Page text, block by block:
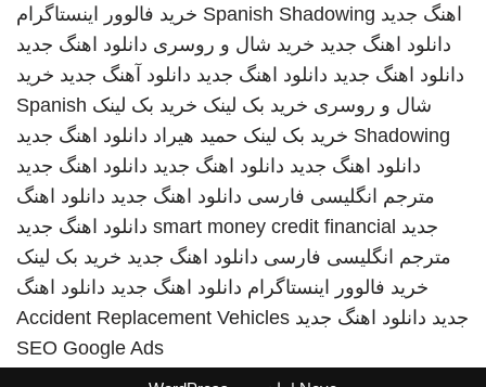
اهنگ جدید Spanish Shadowing خرید فالوور اینستاگرام
دانلود اهنگ جدید خرید شال و روسری دانلود اهنگ جدید
دانلود اهنگ جدید دانلود اهنگ جدید دانلود آهنگ جدید خرید
شال و روسری خرید بک لینک خرید بک لینک Spanish
Shadowing خرید بک لینک حمید هیراد دانلود اهنگ جدید
دانلود اهنگ جدید دانلود اهنگ جدید دانلود اهنگ جدید
مترجم انگلیسی فارسی دانلود اهنگ جدید دانلود اهنگ
جدید smart money credit financial دانلود اهنگ جدید
مترجم انگلیسی فارسی دانلود اهنگ جدید خرید بک لینک
خرید فالوور اینستاگرام دانلود اهنگ جدید دانلود اهنگ
جدید دانلود اهنگ جدید Accident Replacement Vehicles
SEO Google Ads